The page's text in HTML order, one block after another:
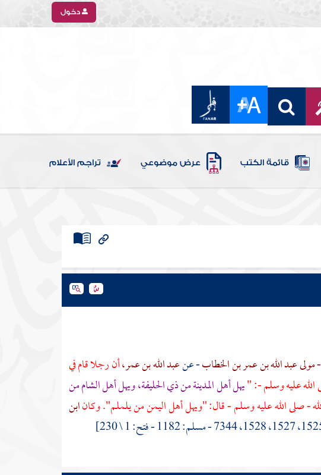
دخول
قائمة الكتب عرض موضوعي تراجم الأعلام
مولى عبد الله بن عمر بن الخطاب- عنعبد الله بن عمر،أن رجلا قام في
الله عليه وسلم -: "يهلأهلالمدينةمنذي الحليفة،ويهل أهل الشام من
- صلى الله عليه وسلم - قال: "ويهل أهلاليمنمنيلملم".وكانابن